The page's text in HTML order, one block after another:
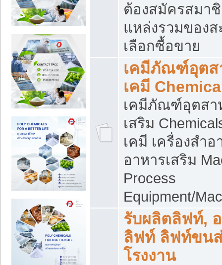
ต้องสมัครสมา
แหล่งรวมของ
เลือกซื้อขาย
เคมีภัณฑ์อุตส
เคมี
เคมีภัณฑ์อุตสา
เสริม
เคมี เครื่องสำ
อาหารเสริม
Process
Equipment/
รับผลิตลิฟท์,
ลิฟท์ ลิฟท์ขน
โรงงาน